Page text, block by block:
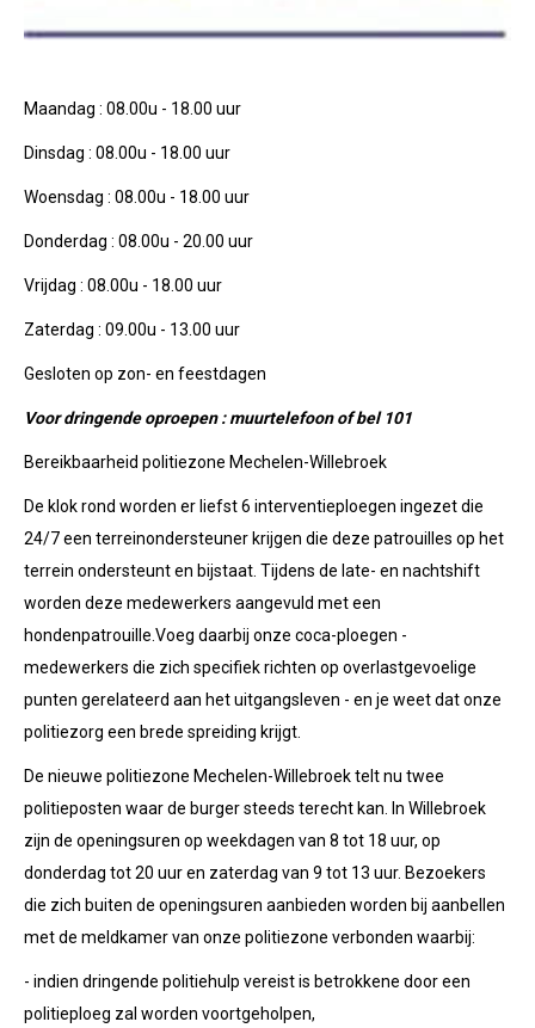
Maandag : 08.00u - 18.00 uur
Dinsdag : 08.00u - 18.00 uur
Woensdag : 08.00u - 18.00 uur
Donderdag : 08.00u - 20.00 uur
Vrijdag : 08.00u - 18.00 uur
Zaterdag : 09.00u - 13.00 uur
Gesloten op zon- en feestdagen
Voor dringende oproepen : muurtelefoon of bel 101
Bereikbaarheid politiezone Mechelen-Willebroek
De klok rond worden er liefst 6 interventieploegen ingezet die
24/7 een terreinondersteuner krijgen die deze patrouilles op het
terrein ondersteunt en bijstaat. Tijdens de late- en nachtshift
worden deze medewerkers aangevuld met een
hondenpatrouille.Voeg daarbij onze coca-ploegen -
medewerkers die zich specifiek richten op overlastgevoelige
punten gerelateerd aan het uitgangsleven - en je weet dat onze
politiezorg een brede spreiding krijgt.
De nieuwe politiezone Mechelen-Willebroek telt nu twee
politieposten waar de burger steeds terecht kan. In Willebroek
zijn de openingsuren op weekdagen van 8 tot 18 uur, op
donderdag tot 20 uur en zaterdag van 9 tot 13 uur. Bezoekers
die zich buiten de openingsuren aanbieden worden bij aanbellen
met de meldkamer van onze politiezone verbonden waarbij:
- indien dringende politiehulp vereist is betrokkene door een
politieploeg zal worden voortgeholpen,